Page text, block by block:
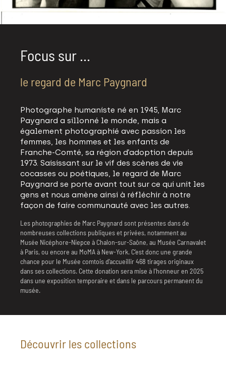
Focus sur ...
le regard de Marc Paygnard
Photographe humaniste né en 1945, Marc
Paygnard a sillonné le monde, mais a
également photographié avec passion les
femmes, les hommes et les enfants de
Franche-Comté, sa région d’adoption depuis
1973. Saisissant sur le vif des scènes de vie
cocasses ou poétiques, le regard de Marc
Paygnard se porte avant tout sur ce qui unit les
gens et nous amène ainsi à réfléchir à notre
façon de faire communauté avec les autres.
Les photographies de Marc Paygnard sont présentes dans de
nombreuses collections publiques et privées, notamment au
Musée Nicéphore-Niepce à Chalon-sur-Saône, au Musée Carnavalet
à Paris, ou encore au MoMA à New-York. C’est donc une grande
chance pour le Musée comtois d’accueillir 468 tirages originaux
dans ses collections. Cette donation sera mise à l’honneur en 2025
dans une exposition temporaire et dans le parcours permanent du
musée.
Découvrir les collections